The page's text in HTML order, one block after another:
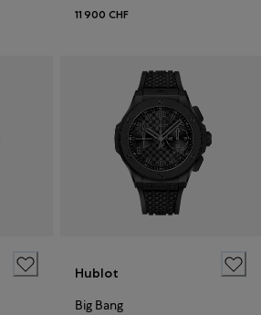
11 900 CHF
Hublot
Big Bang